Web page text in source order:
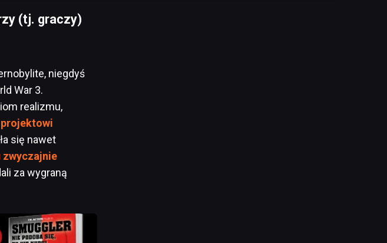
(tj. graczy)
niegdyś
War 3.
realizmu,
się nawet
zwyczajnie
za wygraną